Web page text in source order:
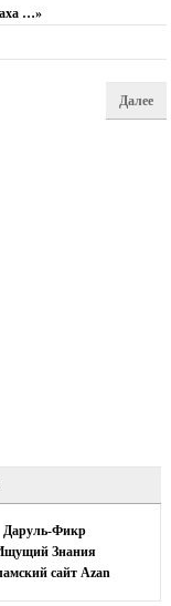
…»
Далее
Даруль-Фикр
Знания
сайт Azan